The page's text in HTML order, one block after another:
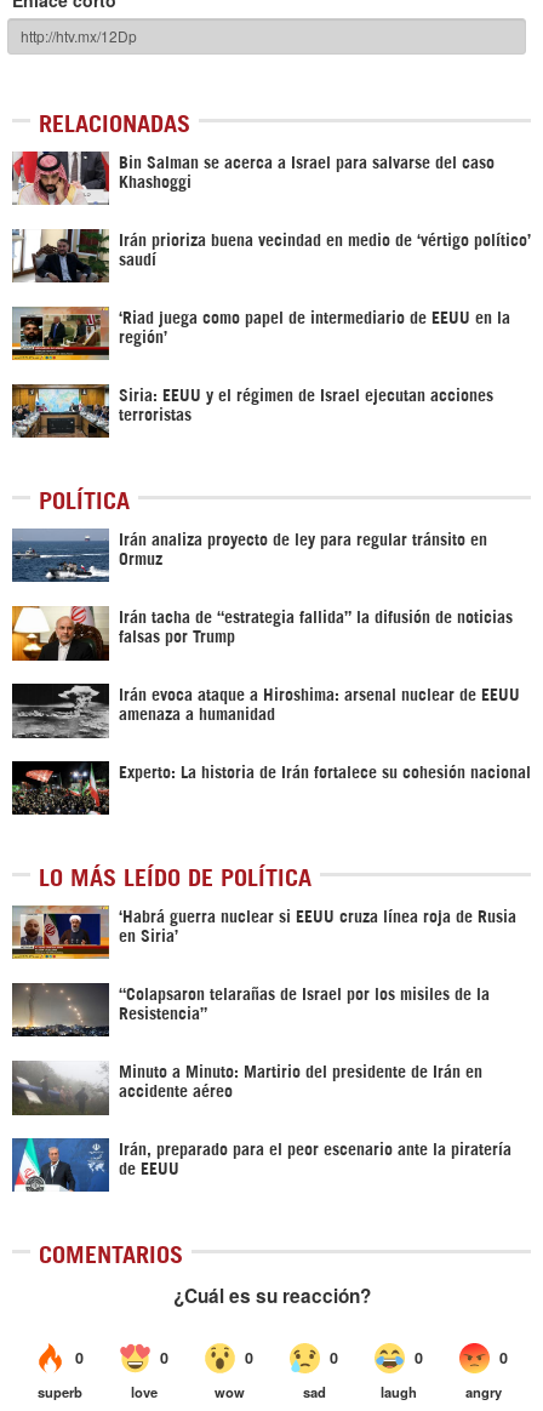
RELACIONADAS
Bin Salman se acerca a Israel para salvarse del caso
Khashoggi
Irán prioriza buena vecindad en medio de ‘vértigo político’
saudí
‘Riad juega como papel de intermediario de EEUU en la
región’
Siria: EEUU y el régimen de Israel ejecutan acciones
terroristas
POLÍTICA
Irán analiza proyecto de ley para regular tránsito en
Ormuz
Irán tacha de “estrategia fallida” la difusión de noticias
falsas por Trump
Irán evoca ataque a Hiroshima: arsenal nuclear de EEUU
amenaza a humanidad
Experto: La historia de Irán fortalece su cohesión nacional
LO MÁS LEÍDO DE POLÍTICA
‎‘Habrá guerra nuclear si EEUU cruza línea roja de Rusia
en Siria’‎
“Colapsaron telarañas de Israel por los misiles de la
Resistencia”
Minuto a Minuto: Martirio del presidente de Irán en
accidente aéreo
Irán, preparado para el peor escenario ante la piratería
de EEUU
COMENTARIOS